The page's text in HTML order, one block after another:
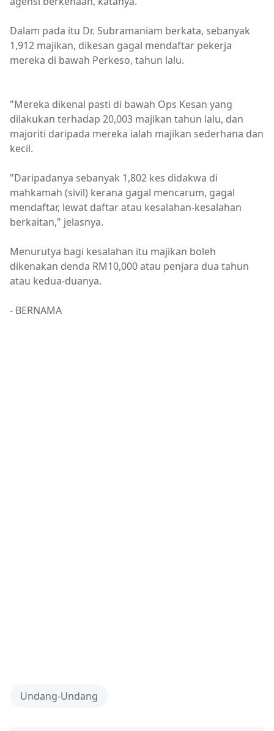
Dalam pada itu Dr. Subramaniam berkata, sebanyak
1,912 majikan, dikesan gagal mendaftar pekerja
mereka di bawah Perkeso, tahun lalu.
"Mereka dikenal pasti di bawah Ops Kesan yang
dilakukan terhadap 20,003 majikan tahun lalu, dan
majoriti daripada mereka ialah majikan sederhana dan
kecil.
"Daripadanya sebanyak 1,802 kes didakwa di
mahkamah (sivil) kerana gagal mencarum, gagal
mendaftar, lewat daftar atau kesalahan-kesalahan
berkaitan," jelasnya.
Menurutya bagi kesalahan itu majikan boleh
dikenakan denda RM10,000 atau penjara dua tahun
atau kedua-duanya.
- BERNAMA
Undang-Undang